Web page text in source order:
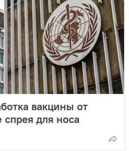
вакцины от
спрея для носа